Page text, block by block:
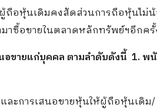
ถือหุ้นเดิมคงสัดส่วนการถือหุ้นไม่
าซื้อขายในตลาดหลักทรัพย์ฯอีกค
ขายแก่บุคคล ตามลำดับดังนี้ 1. พ
ะการเสนอขายหุ้นให้ผู้ถือหุ้นเดิม/